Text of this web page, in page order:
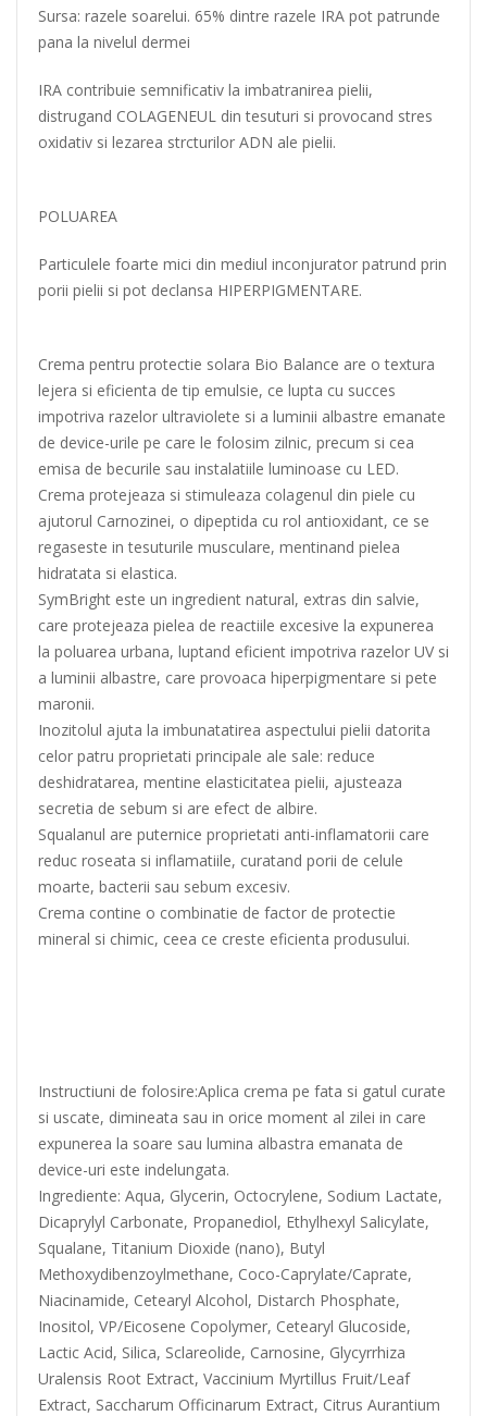
Sursa: razele soarelui. 65% dintre razele IRA pot patrunde
pana la nivelul dermei
IRA contribuie semnificativ la imbatranirea pielii,
distrugand COLAGENEUL din tesuturi si provocand stres
oxidativ si lezarea strcturilor ADN ale pielii.
POLUAREA
Particulele foarte mici din mediul inconjurator patrund prin
porii pielii si pot declansa HIPERPIGMENTARE.
Crema pentru protectie solara Bio Balance are o textura
lejera si eficienta de tip emulsie, ce lupta cu succes
impotriva razelor ultraviolete si a luminii albastre emanate
de device-urile pe care le folosim zilnic, precum si cea
emisa de becurile sau instalatiile luminoase cu LED.
Crema protejeaza si stimuleaza colagenul din piele cu
ajutorul Carnozinei, o dipeptida cu rol antioxidant, ce se
regaseste in tesuturile musculare, mentinand pielea
hidratata si elastica.
SymBright este un ingredient natural, extras din salvie,
care protejeaza pielea de reactiile excesive la expunerea
la poluarea urbana, luptand eficient impotriva razelor UV si
a luminii albastre, care provoaca hiperpigmentare si pete
maronii.
Inozitolul ajuta la imbunatatirea aspectului pielii datorita
celor patru proprietati principale ale sale: reduce
deshidratarea, mentine elasticitatea pielii, ajusteaza
secretia de sebum si are efect de albire.
Squalanul are puternice proprietati anti-inflamatorii care
reduc roseata si inflamatiile, curatand porii de celule
moarte, bacterii sau sebum excesiv.
Crema contine o combinatie de factor de protectie
mineral si chimic, ceea ce creste eficienta produsului.
Instructiuni de folosire:Aplica crema pe fata si gatul curate
si uscate, dimineata sau in orice moment al zilei in care
expunerea la soare sau lumina albastra emanata de
device-uri este indelungata.
Ingrediente: Aqua, Glycerin, Octocrylene, Sodium Lactate,
Dicaprylyl Carbonate, Propanediol, Ethylhexyl Salicylate,
Squalane, Titanium Dioxide (nano), Butyl
Methoxydibenzoylmethane, Coco-Caprylate/Caprate,
Niacinamide, Cetearyl Alcohol, Distarch Phosphate,
Inositol, VP/Eicosene Copolymer, Cetearyl Glucoside,
Lactic Acid, Silica, Sclareolide, Carnosine, Glycyrrhiza
Uralensis Root Extract, Vaccinium Myrtillus Fruit/Leaf
Extract, Saccharum Officinarum Extract, Citrus Aurantium